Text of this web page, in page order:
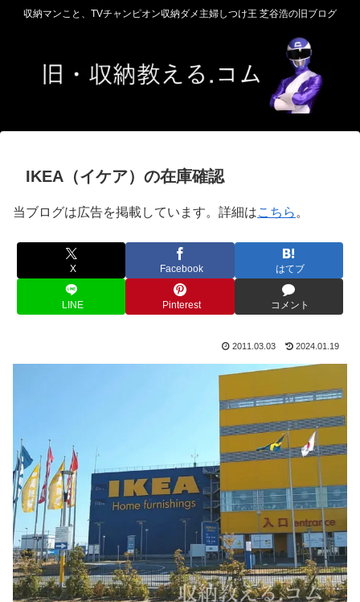
収納マンこと、TVチャンピオン収納ダメ主婦しつけ王 芝谷浩の旧ブログ
IKEA（イケア）の在庫確認
当ブログは広告を掲載しています。詳細はこちら 。
X Facebook はてブ
LINE Pinterest コメント
2011.03.03 2024.01.19